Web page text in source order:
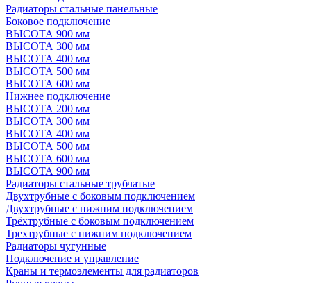
Радиаторы стальные панельные
Боковое подключение
ВЫСОТА 900 мм
ВЫСОТА 300 мм
ВЫСОТА 400 мм
ВЫСОТА 500 мм
ВЫСОТА 600 мм
Нижнее подключение
ВЫСОТА 200 мм
ВЫСОТА 300 мм
ВЫСОТА 400 мм
ВЫСОТА 500 мм
ВЫСОТА 600 мм
ВЫСОТА 900 мм
Радиаторы стальные трубчатые
Двухтрубные с боковым подключением
Двухтрубные с нижним подключением
Трёхтрубные с боковым подключением
Трехтрубные с нижним подключением
Радиаторы чугунные
Подключение и управление
Краны и термоэлементы для радиаторов